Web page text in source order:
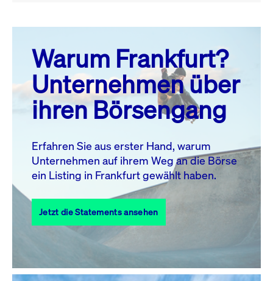
August 26
MO. DI. MI. DO. FR. SA. SO.
1
2
3
4 5 6 7 8
10 11 13 14
17
18 19 20 21 22
23
27 28
31
Alle Events
Warum Frankfurt?
Unternehmen über
ihren Börsengang
Erfahren Sie aus erster Hand, warum
Unternehmen auf ihrem Weg an die Börse
ein Listing in Frankfurt gewählt haben.
Jetzt die Statements ansehen